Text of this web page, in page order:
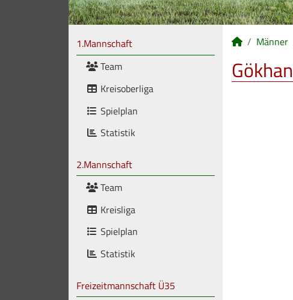
1.Mannschaft
Team
Kreisoberliga
Spielplan
Statistik
2.Mannschaft
Team
Kreisliga
Spielplan
Statistik
Freizeitmannschaft Ü35
Männer